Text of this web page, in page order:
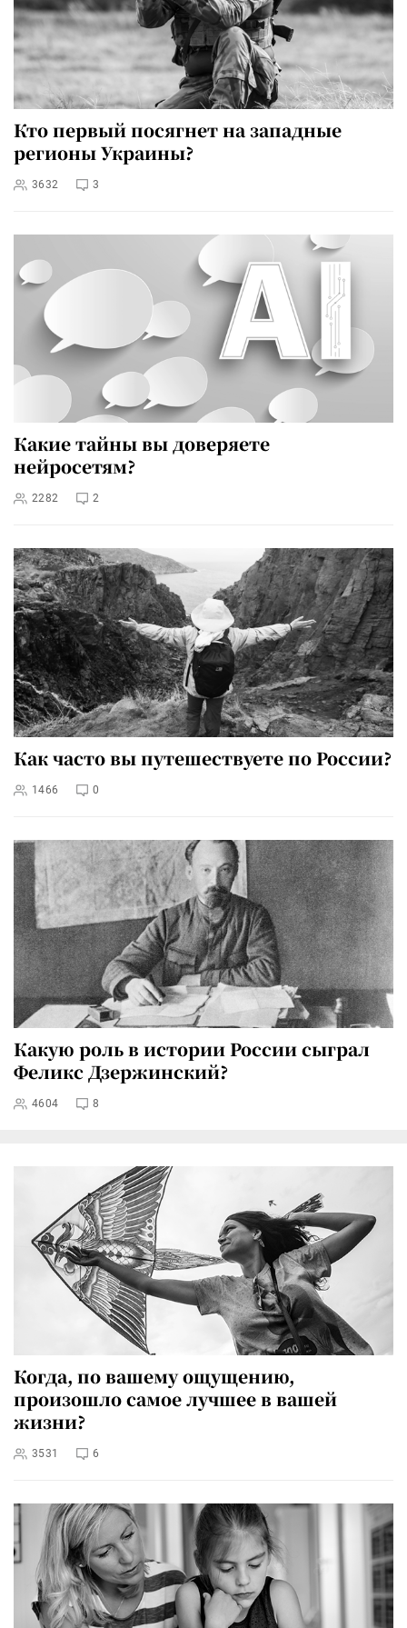
Кто первый посягнет на западные
регионы Украины?
3632 3
Какие тайны вы доверяете
нейросетям?
2282 2
Как часто вы путешествуете по России?
1466 0
Какую роль в истории России сыграл
Феликс Дзержинский?
4604 8
Когда, по вашему ощущению,
произошло самое лучшее в вашей
жизни?
3531 6